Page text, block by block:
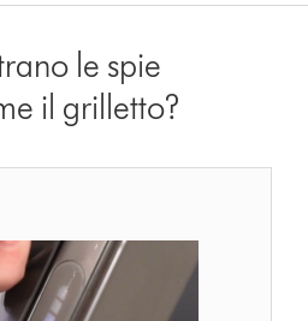
le spie
il grilletto?